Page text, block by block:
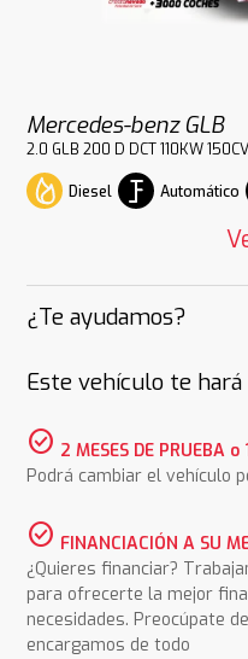
Mercedes-benz GLB
2.0 GLB 200 D DCT 110KW 150CV
Diesel Automático
¿Te ayudamos?
Este vehículo te hará
check_circle 2 MESES DE PRUEBA
Podrá cambiar el vehículo
check_circle FINANCIACIÓN A SU
¿Quieres financiar?
para ofrecerte la mejor
necesidades. Preocúpate
encargamos de todo